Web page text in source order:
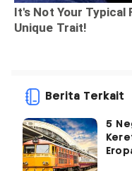
Berita Terkait
5